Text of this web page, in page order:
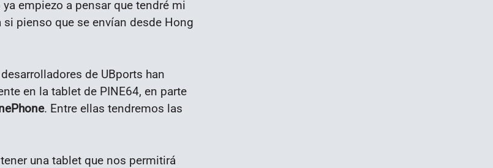
empiezo a pensar que tendré mi
pienso que se envían desde Hong
de UBports han
en la tablet de PINE64, en parte
. Entre ellas tendremos las
una tablet que nos permitirá